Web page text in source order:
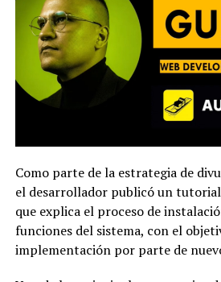
Como parte de la estrategia de
el desarrollador publicó un
que explica el proceso de
funciones del sistema, con el
implementación por parte de